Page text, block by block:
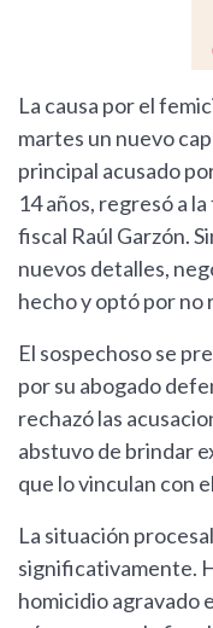
La causa por el
martes un nuevo
principal acusado
14 años, regresó a
fiscal Raúl Garzón.
nuevos detalles,
hecho y optó por
El sospechoso se
por su abogado
rechazó las
abstuvo de brindar
que lo vinculan con
La situación
significativamente.
homicidio agravado